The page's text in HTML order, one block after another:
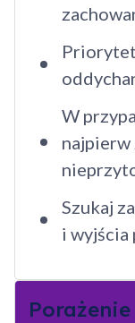
W
najpierw
Szukaj
i wyjścia